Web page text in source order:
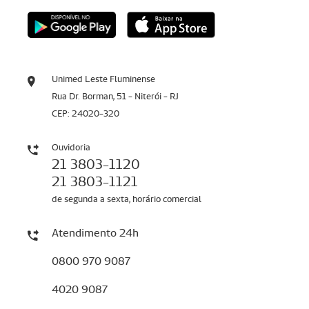
Unimed Leste Fluminense
Rua Dr. Borman, 51 - Niterói - RJ
CEP: 24020-320
Ouvidoria
21 3803-1120
21 3803-1121
de segunda a sexta, horário comercial
Atendimento 24h
0800 970 9087
4020 9087